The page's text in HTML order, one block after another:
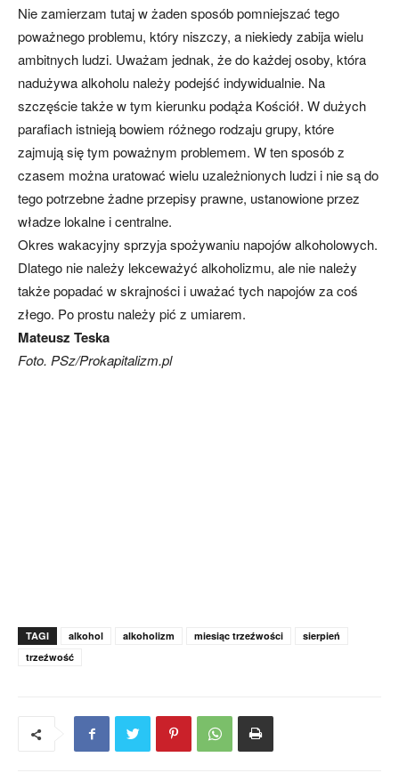
Nie zamierzam tutaj w żaden sposób pomniejszać tego
poważnego problemu, który niszczy, a niekiedy zabija wielu
ambitnych ludzi. Uważam jednak, że do każdej osoby, która
nadużywa alkoholu należy podejść indywidualnie. Na
szczęście także w tym kierunku podąża Kościół. W dużych
parafiach istnieją bowiem różnego rodzaju grupy, które
zajmują się tym poważnym problemem. W ten sposób z
czasem można uratować wielu uzależnionych ludzi i nie są do
tego potrzebne żadne przepisy prawne, ustanowione przez
władze lokalne i centralne.
Okres wakacyjny sprzyja spożywaniu napojów alkoholowych.
Dlatego nie należy lekceważyć alkoholizmu, ale nie należy
także popadać w skrajności i uważać tych napojów za coś
złego. Po prostu należy pić z umiarem.
Mateusz Teska
Foto. PSz/Prokapitalizm.pl
TAGI alkohol alkoholizm miesiąc trzeźwości
sierpień
trzeźwość